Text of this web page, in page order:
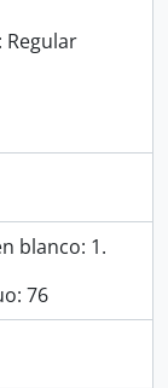
Regular
blanco: 1.
76